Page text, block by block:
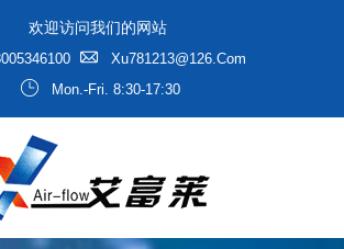
欢迎访问我们的网站
Xu781213@126.com
Mon.-Fri. 8:30-17:30